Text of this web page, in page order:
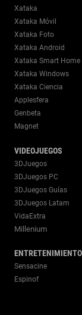
Xataka
Xataka Móvil
Xataka Foto
Xataka Android
Xataka Smart Home
Xataka Windows
Xataka Ciencia
Applesfera
Genbeta
Magnet
VIDEOJUEGOS
3DJuegos
3DJuegos PC
3DJuegos Guías
3DJuegos Latam
VidaExtra
Millenium
ENTRETENIMIENTO
Sensacine
Espinof